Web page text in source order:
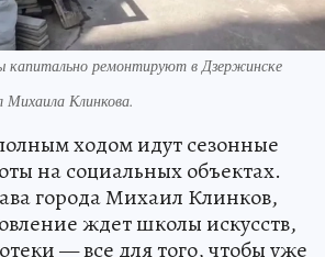
капитально ремонтируют в Дзержинске
Михаила Клинкова.
ходом идут сезонные
на социальных объектах.
города Михаил Клинков,
ждет школы искусств,
— все для того, чтобы уже